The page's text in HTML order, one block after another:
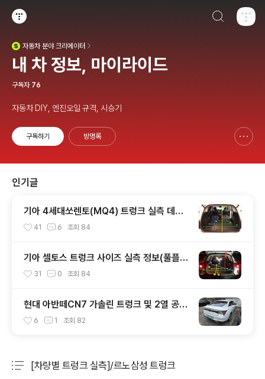
자동차분야 크리에이터
내 차 정보, 마이라이드
구독자 76
자동차 DIY, 엔진오일 규격, 시승기
구독하기 방명록
인기글
기아 4세대쏘렌토(MQ4) 트렁크 실측 데이
터(적재함 크기,길이,높이,너비)
41 6 조회 84
기아 셀토스 트렁크 사이즈 실측 정보(풀플렛
등)31 0 조회 84
현대 아반떼CN7 가솔린 트렁크 및 2열 공간
실측 결과
6 1 조회 82
[차량별 트렁크 실측]/르노삼성 트렁크